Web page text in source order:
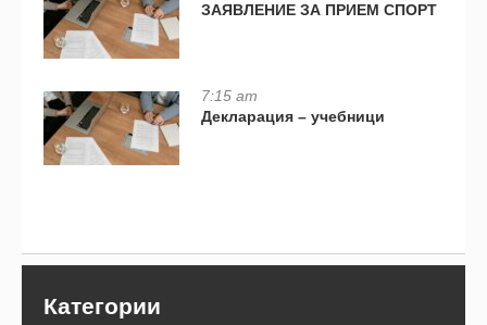
ЗАЯВЛЕНИЕ ЗА ПРИЕМ СПОРТ
7:15 am
Декларация – учебници
Категории